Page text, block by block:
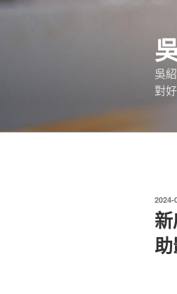
跳
吳
對
發
佈
於
2024-